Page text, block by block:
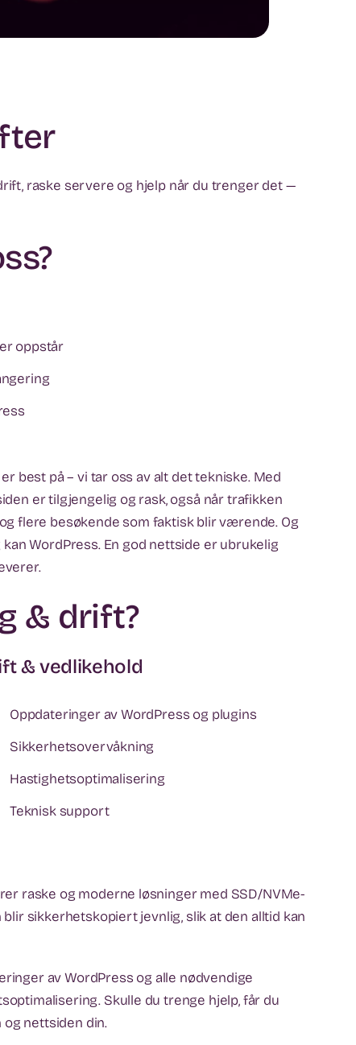
raske servere og hjelp når du trenger det —
oppstår
best på – vi tar oss av alt det tekniske. Med
er tilgjengelig og rask, også når trafikken
flere besøkende som faktisk blir værende. Og
WordPress. En god nettside er ubrukelig
& drift?
& vedlikehold
Oppdateringer av WordPress og plugins
Sikkerhetsovervåkning
Hastighetsoptimalisering
Teknisk support
raske og moderne løsninger med SSD/NVMe-
sikkerhetskopiert jevnlig, slik at den alltid kan
av WordPress og alle nødvendige
Skulle du trenge hjelp, får du
nettsiden din.